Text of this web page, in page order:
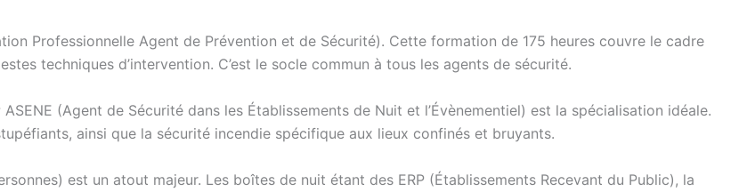
Professionnelle Agent de Prévention et de Sécurité). Cette formation de 175 heures couvre le cadre
techniques d’intervention. C’est le socle commun à tous les agents de sécurité.
(Agent de Sécurité dans les Établissements de Nuit et l’Évènementiel) est la spécialisation idéale.
ainsi que la sécurité incendie spécifique aux lieux confinés et bruyants.
est un atout majeur. Les boîtes de nuit étant des ERP (Établissements Recevant du Public), la